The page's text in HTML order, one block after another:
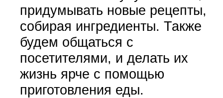
придумывать новые рецепты,
собирая ингредиенты. Также
будем общаться с
посетителями, и делать их
жизнь ярче с помощью
приготовления еды.